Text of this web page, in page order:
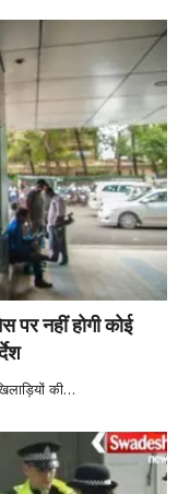
नहीं होगी कोई
की…